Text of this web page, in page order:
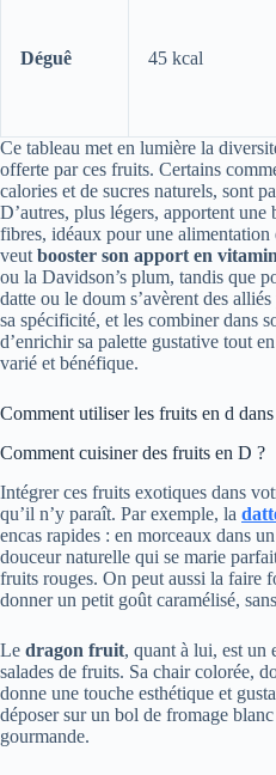
Déguê 45 kcal
Ce tableau met en lumière la
offerte par ces fruits. Certains
calories et de sucres naturels, sont
D’autres, plus légers, apportent une
fibres, idéaux pour une
veutbooster son apport en
ou la Davidson’s plum, tandis que
datte ou le doum s’avèrent des
sa spécificité, et les combiner dans
d’enrichir sa palette gustative tout
varié et bénéfique.
Comment utiliser les fruits en d
Comment cuisiner des fruits en D ?
Intégrer ces fruits exotiques dans
qu’il n’y paraît. Par exemple, la
encas rapides : en morceaux dans
douceur naturelle qui se marie
fruits rouges. On peut aussi la faire
donner un petit goût caramélisé,
Le dragon fruit, quant à lui, est un
salades de fruits. Sa chair colorée,
donne une touche esthétique et
déposer sur un bol de fromage
gourmande.